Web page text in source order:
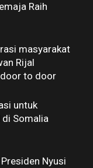
Raih
masyarakat
Rijal
to door
untuk
di Somalia
Nyusi